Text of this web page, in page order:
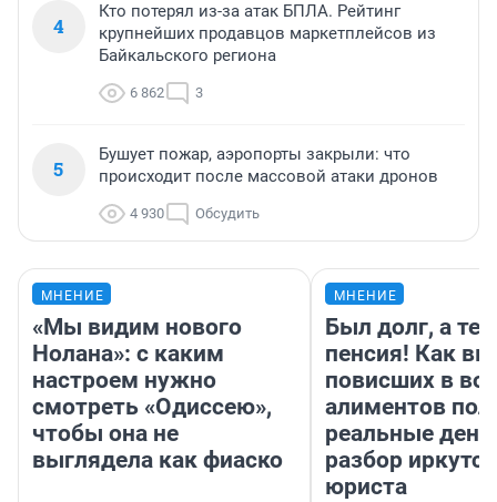
4
Кто потерял из-за атак БПЛА. Рейтинг
крупнейших продавцов маркетплейсов из
Байкальского региона
6 862 3
5
Бушует пожар, аэропорты закрыли: что
происходит после массовой атаки дронов
4 930 Обсудить
МНЕНИЕ
«Мы видим нового
Нолана»: с каким
настроем нужно
смотреть «Одиссею»,
чтобы она не
выглядела как фиаско
МНЕНИЕ
Был долг, а
пенсия! Как
повисших в
алиментов
реальные
разбор
юриста